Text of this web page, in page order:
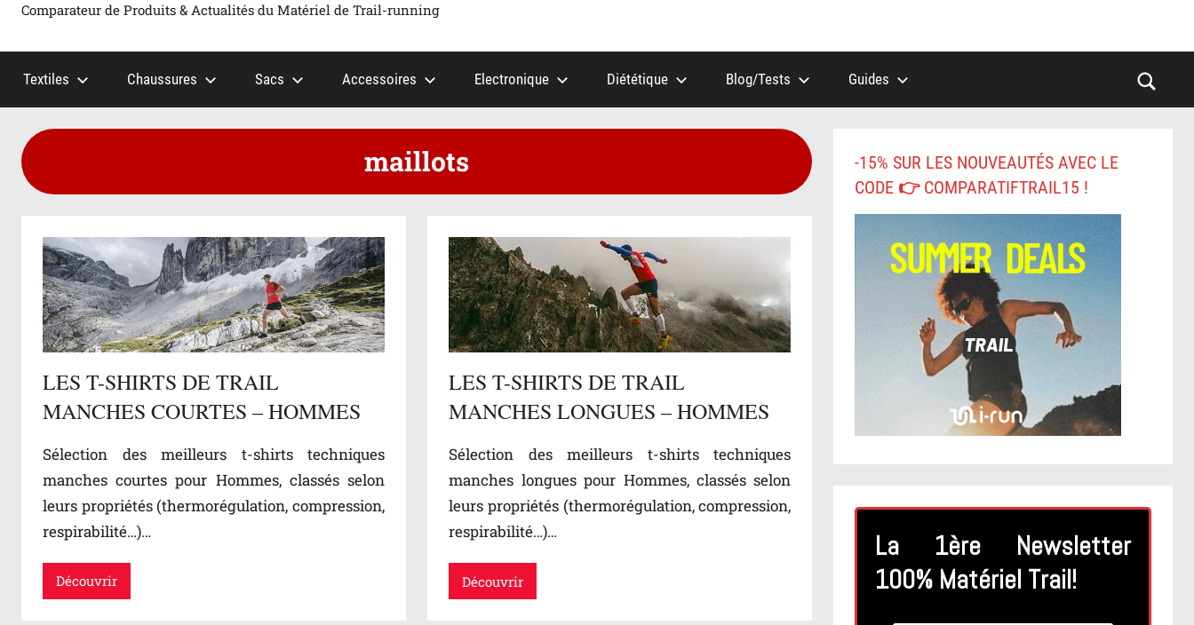
Comparateur de Produits & Actualités du Matériel de Trail-running
Textiles Chaussures Sacs Accessoires Electronique Diététique Blog/Tests Guides
maillots
LES T-SHIRTS DE TRAIL
MANCHES COURTES – HOMMES
Sélection des meilleurs t-shirts techniques
manches courtes pour Hommes, classés selon
leurs propriétés (thermorégulation, compression,
respirabilité…)…
Découvrir
LES T-SHIRTS DE TRAIL
MANCHES LONGUES – HOMMES
Sélection des meilleurs t-shirts techniques
manches longues pour Hommes, classés selon
leurs propriétés (thermorégulation, compression,
respirabilité…)…
Découvrir
-15% SUR LES NOUVEAUTÉS AVEC LE
CODE 👉 COMPARATIFTRAIL15 !
La 1ère Newsletter
100% Matériel Trail!